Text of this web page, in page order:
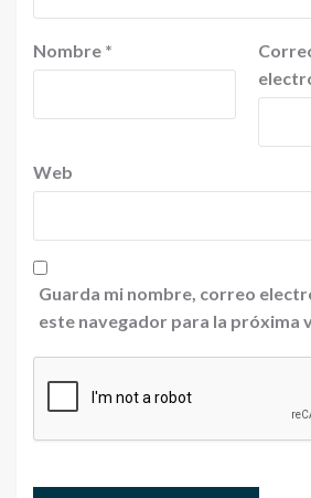
Nombre *
Web
Guarda mi nombre, correo
este navegador para la próxima